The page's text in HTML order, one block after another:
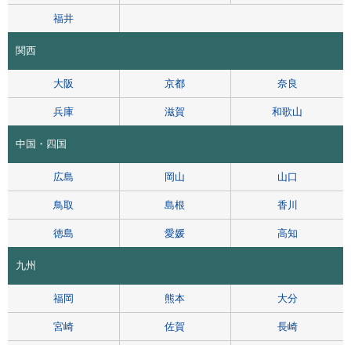
福井
関西
大阪 京都 奈良
兵庫 滋賀 和歌山
中国・四国
広島 岡山 山口
鳥取 島根 香川
徳島 愛媛 高知
九州
福岡 熊本 大分
宮崎 佐賀 長崎